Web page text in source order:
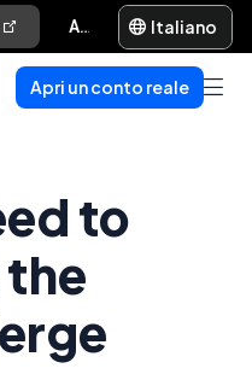
Aiuto e supporto Italiano
Apri un conto reale
to